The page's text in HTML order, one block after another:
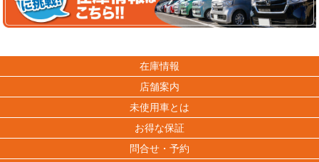
在庫情報
店舗案内
未使用車とは
お得な保証
問合せ・予約